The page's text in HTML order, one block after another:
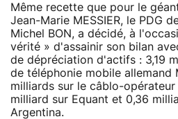
Même recette que pour le
Jean-Marie MESSIER, le PDG
Michel BON, a décidé, à
vérité » d'assainir son bilan
de dépréciation d'actifs : 3,19
de téléphonie mobile allemand
milliards sur le câblo-
milliard sur Equant et 0,36
Argentina.